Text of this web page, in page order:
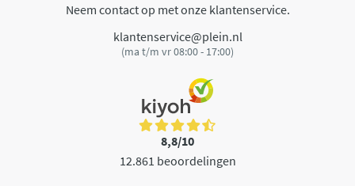
Neem contact op met onze klantenservice.
klantenservice@plein.nl
(ma t/m vr 08:00 - 17:00)
8,8/10
12.861 beoordelingen